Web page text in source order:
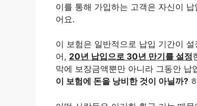
이를 통해 가입하는 고객은 자신이
어요.
이 보험은 일반적으로 납입 기간이
어, 20년 납입으로 30년 만기를 설정
막에 보장금액뿐만 아니라 그동안 납
이 보험에 돈을 낭비한 것이 아닐까?